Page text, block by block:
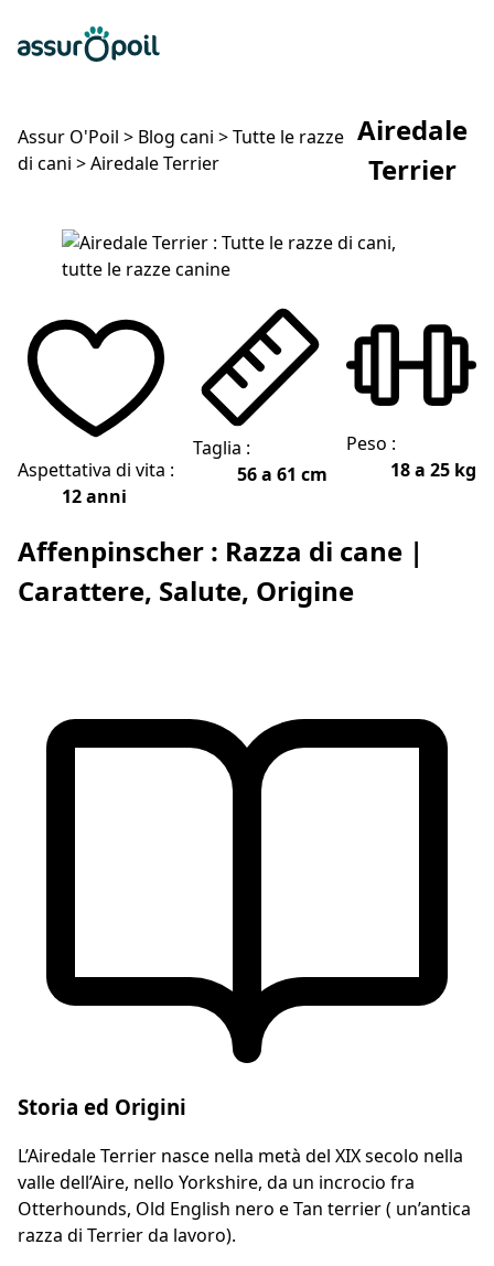
Assur O'Poil
Assur O'Poil > Blog cani >Tutte le razze
di cani >Airedale Terrier
Airedale
Terrier
Airedale Terrier
Aspettativa di vita :
12 anni
Taglia :
56 a 61 cm
Peso :
18 a 25 kg
Affenpinscher : Razza di cane |
Carattere, Salute, Origine
Storia ed Origini
L’Airedale Terrier nasce nella metà del XIX secolo nella
valle dell’Aire, nello Yorkshire, da un incrocio fra
Otterhounds, Old English nero e Tan terrier ( un’antica
razza di Terrier da lavoro).